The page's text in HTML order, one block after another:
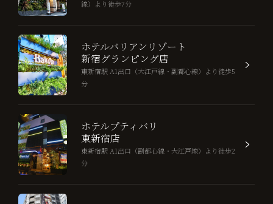
線）より徒歩7分
ホテルバリアンリゾート
新宿グランピング店
東新宿駅 A1出口（大江戸線・副都心線）より徒歩5
分
ホテルプティバリ
東新宿店
東新宿駅 A1出口（副都心線・大江戸線）より徒歩2
分